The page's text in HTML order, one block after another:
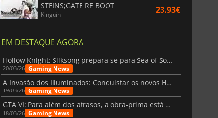
STEINS;GATE RE BOOT
Kinguin 23.93€
EM DESTAQUE AGORA
Hollow Knight: Silksong prepara-se para Sea of Sorrow com um patch
20/03/26 Gaming News
A Invasão dos Illuminados: Conquistar os novos Helldivers 2 Atualização!
19/03/26 Gaming News
GTA VI: Para além dos atrasos, a obra-prima está quase a chegar
18/03/26 Gaming News